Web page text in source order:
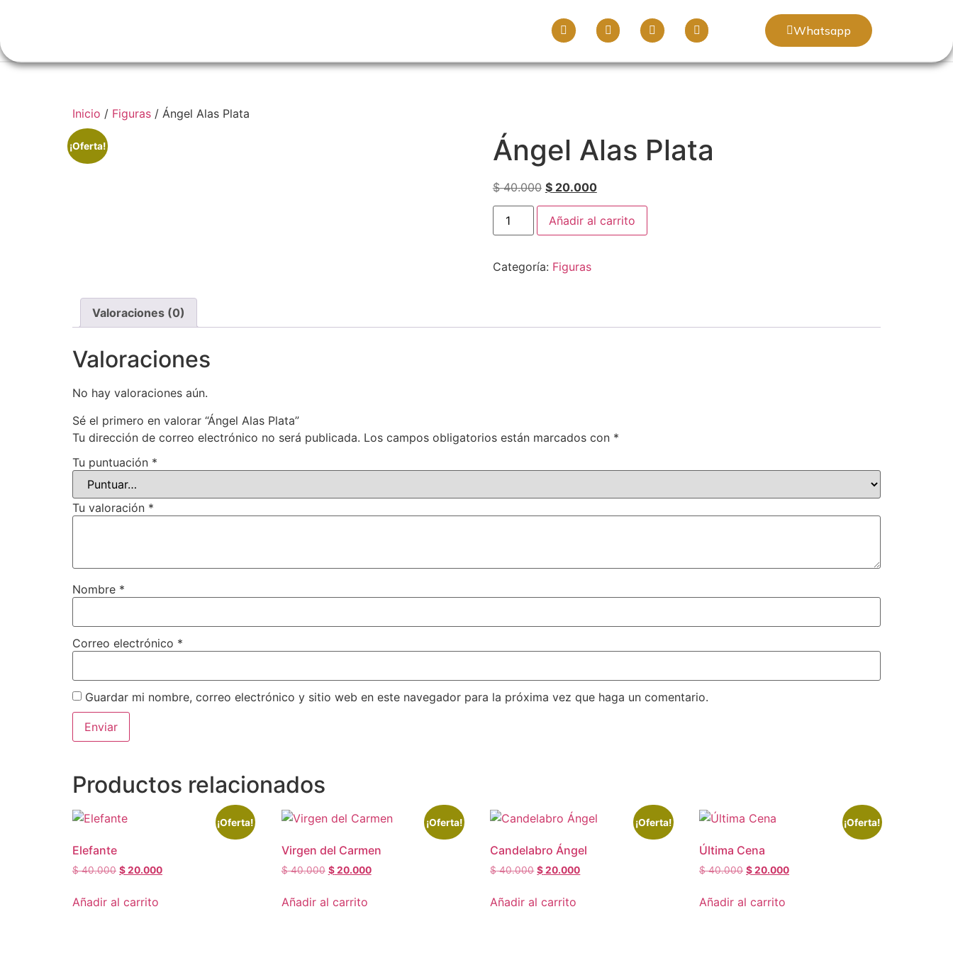
Whatsapp
Inicio / Figuras / Ángel Alas Plata
¡Oferta! Ángel Alas Plata
$40.000 $20.000
Añadir al carrito
Categoría: Figuras
Valoraciones (0)
Valoraciones
No hay valoraciones aún.
Sé el primero en valorar “Ángel Alas Plata”
Tu dirección de correo electrónico no será publicada. Los campos obligatorios están marcados con *
Tu puntuación *
Tu valoración *
Nombre *
Correo electrónico *
Guardar mi nombre, correo electrónico y sitio web en este navegador para la próxima vez que haga un comentario.
Productos relacionados
¡Oferta!
Elefante
$40.000 $20.000
Añadir al carrito
¡Oferta!
Virgen del Carmen
$40.000 $20.000
Añadir al carrito
¡Oferta!
Candelabro Ángel
$40.000 $20.000
Añadir al carrito
¡Oferta!
Última Cena
$40.000 $20.000
Añadir al carrito